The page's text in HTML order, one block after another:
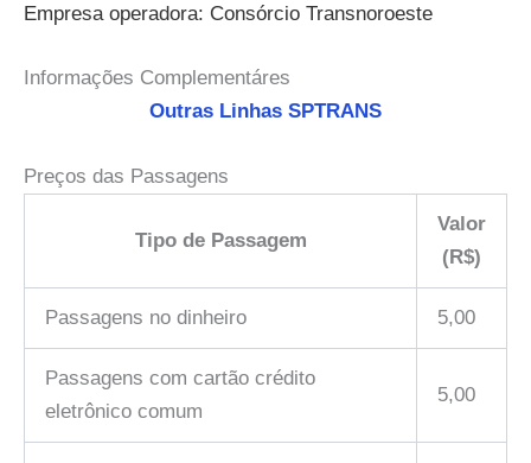
Empresa operadora: Consórcio Transnoroeste
Informações Complementáres
Outras Linhas SPTRANS
Preços das Passagens
Tipo de Passagem
Valor
(R$)
Passagens no dinheiro 5,00
Passagens com cartão crédito
eletrônico comum
5,00